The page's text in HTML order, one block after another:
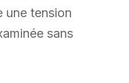
une tension
sans